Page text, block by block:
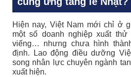
Hiện nay, Việt Nam mới chỉ ở
một số doanh nghiệp xuất
viếng… nhưng chưa hình
định. Lao động điều dưỡng
song nhân lực chuyên ngành
xuất hiện.